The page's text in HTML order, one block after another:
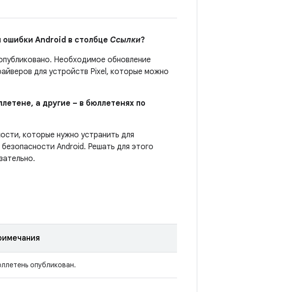
Android в столбце Ссылки?
Необходимое обновление
для устройств Pixel, которые можно
а другие – в бюллетенях по
которые нужно устранить для
Android. Решать для этого
опубликован.